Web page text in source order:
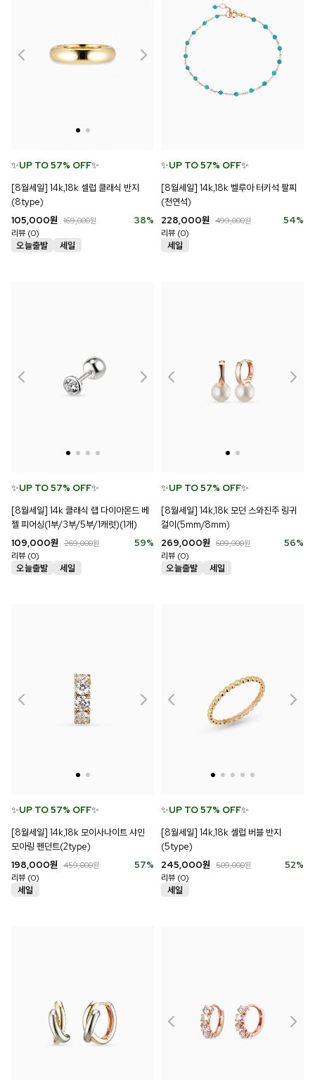
✨UP TO 57% OFF✨
[8월세일] 14k,18k 셀럽 클래식 반지
(8type)
38%
105,000원 169,000원
리뷰 (0)
✨UP TO 57% OFF✨
[8월세일] 14k,18k 벨루아 터키석 팔찌
(천연석)
54%
228,000원 499,000원
리뷰 (0)
✨UP TO 57% OFF✨
[8월세일] 14k 클래식 랩 다이아몬드 베
젤 피어싱(1부/3부/5부/1캐럿)(1개)
59%
109,000원 269,000원
리뷰 (0)
✨UP TO 57% OFF✨
[8월세일] 14k,18k 모던 스와진주 링귀
걸이(5mm/8mm)
56%
269,000원 609,000원
리뷰 (0)
✨UP TO 57% OFF✨
[8월세일] 14k,18k 모이사나이트 샤인
모아링 펜던트(2type)
57%
198,000원 459,000원
리뷰 (0)
✨UP TO 57% OFF✨
[8월세일] 14k,18k 셀럽 버블 반지
(5type)
52%
245,000원 509,000원
리뷰 (0)